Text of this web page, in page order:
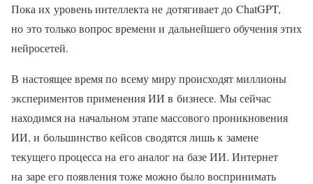
Пока их уровень интеллекта не дотягивает до ChatGPT,
но это только вопрос времени и дальнейшего обучения этих
нейросетей.
В настоящее время по всему миру происходят миллионы
экспериментов применения ИИ в бизнесе. Мы сейчас
находимся на начальном этапе массового проникновения
ИИ, и большинство кейсов сводятся лишь к замене
текущего процесса на его аналог на базе ИИ. Интернет
на заре его появления тоже можно было воспринимать